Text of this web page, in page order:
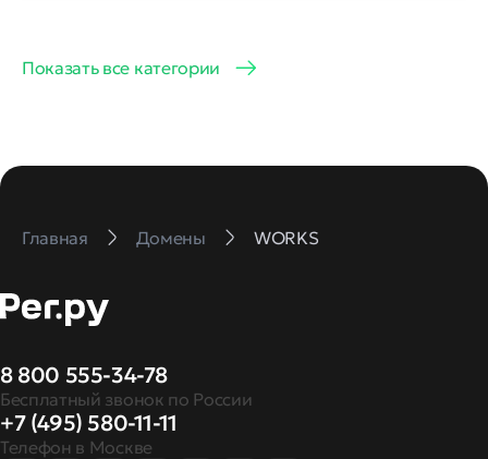
Показать все категории
Главная Домены WORKS
8 800 555-34-78
Бесплатный звонок по России
+7 (495) 580-11-11
Телефон в Москве